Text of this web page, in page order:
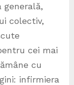
colectiv,
cei mai
cu
infirmiera